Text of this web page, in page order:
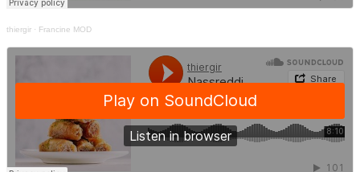
thiergir · Francine MOD